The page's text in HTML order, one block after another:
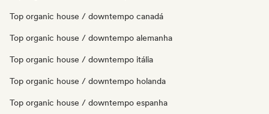
Top organic house / downtempo canadá
Top organic house / downtempo alemanha
Top organic house / downtempo itália
Top organic house / downtempo holanda
Top organic house / downtempo espanha